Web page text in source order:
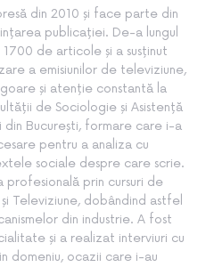
din 2010 și face parte din
publicației. De-a lungul
de articole și a susținut
a emisiunilor de televiziune,
și atenție constantă la
de Sociologie și Asistență
din București, formare care i-a
pentru a analiza cu
sociale despre care scrie.
prin cursuri de
Televiziune, dobândind astfel
din industrie. A fost
și a realizat interviuri cu
domeniu, ocazii care i-au